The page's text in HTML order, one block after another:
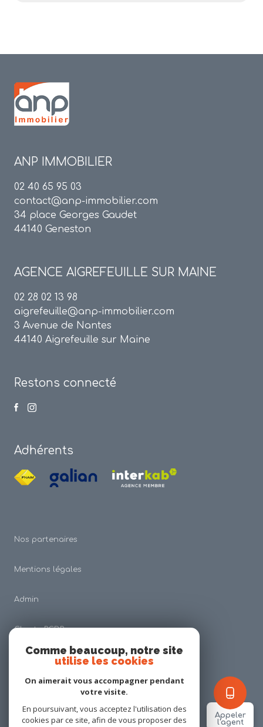
Appeler
l'agent
ANP IMMOBILIER
02 40 65 95 03
contact@anp-immobilier.com
34 place Georges Gaudet
44140 Geneston
AGENCE AIGREFEUILLE SUR MAINE
02 28 02 13 98
aigrefeuille@anp-immobilier.com
3 Avenue de Nantes
44140 Aigrefeuille sur Maine
Restons connecté
Adhérents
Nos partenaires
Mentions légales
Admin
Charte RGDP
Nos honoraires
Cookies
Comme beaucoup, notre site
utilise les cookies
On aimerait vous accompagner pendant
votre visite.
En poursuivant, vous acceptez l'utilisation des
cookies par ce site, afin de vous proposer des